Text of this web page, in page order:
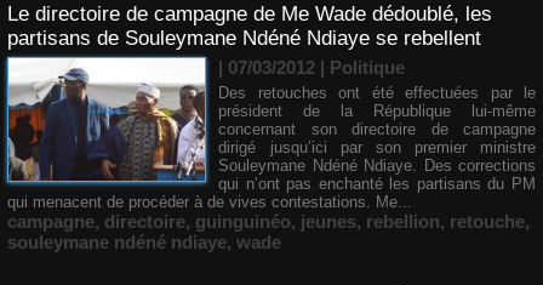
Le directoire de campagne de Me Wade dédoublé, les
partisans de Souleymane Ndéné Ndiaye se rebellent
| 07/03/2012 | Politique
Des retouches ont été effectuées par le
président de la République lui-même
concernant son directoire de campagne
dirigé jusqu’ici par son premier ministre
Souleymane Ndéné Ndiaye. Des corrections
qui n’ont pas enchanté les partisans du PM
qui menacent de procéder à de vives contestations. Me...
campagne, directoire, guinguinéo, jeunes, rebellion, retouche,
souleymane ndéné ndiaye, wade